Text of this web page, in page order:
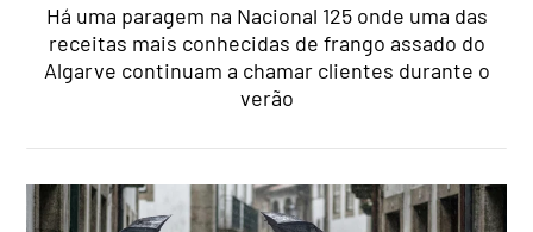
Há uma paragem na Nacional 125 onde uma das
receitas mais conhecidas de frango assado do
Algarve continuam a chamar clientes durante o
verão